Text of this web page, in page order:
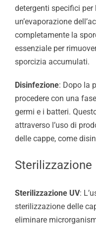
detergenti specifici
un’evaporazione
completamente la
essenziale per
sporcizia accumulati.
Disinfezione: Dopo la
procedere con una
germi e i batteri.
attraverso l’uso di
delle cappe, come
Sterilizzazione
Sterilizzazione UV:
sterilizzazione delle
eliminare